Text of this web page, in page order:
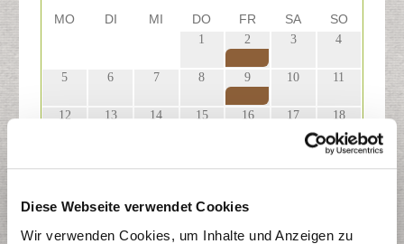
Diese Webseite verwendet Cookies
Wir verwenden Cookies, um Inhalte und Anzeigen zu
MO DI MI DO FR SA SO
1 2 3 4
5 6 7 8 9 10 11
12 13 14 15 16 17 18
25
2 3 4 5 6 7 8